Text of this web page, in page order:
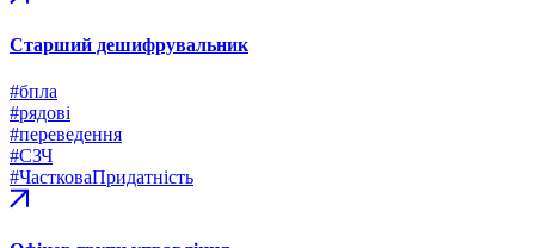
Старший дешифрувальник
#бпла
#рядові
#переведення
#СЗЧ
#ЧастковаПридатність